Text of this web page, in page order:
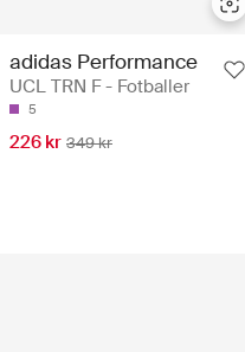
adidas Performance
UCL TRN F - Fotballer
5
226 kr 349 kr